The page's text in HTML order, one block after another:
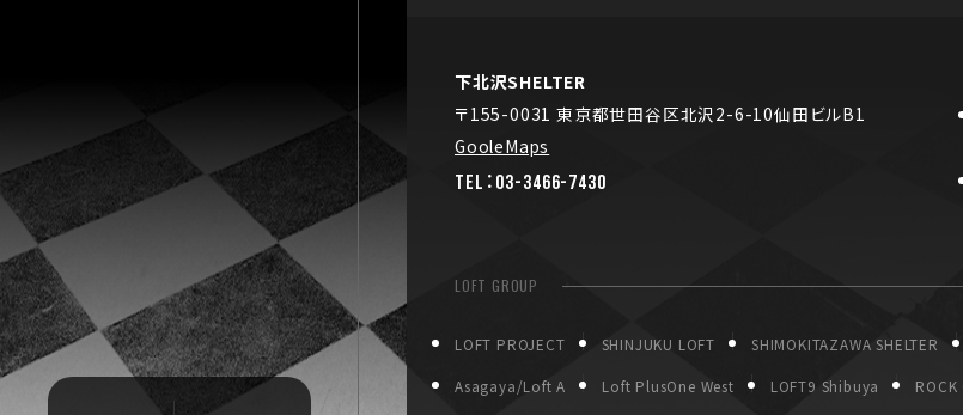
下北沢SHELTER
〒155-0031 東京都世田谷区北沢2-6-10仙田ビルB1
GooleMaps
TEL：03-3466-7430
LOFT GROUP
LOFT PROJECT SHINJUKU LOFT SHIMOKITAZAWA SHELTER
Asagaya/Loft A Loft PlusOne West LOFT9 Shibuya ROCK